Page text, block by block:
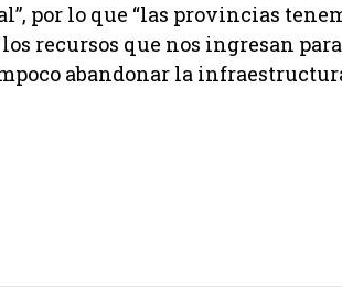
por lo que “las provincias
recursos que nos ingresan
abandonar la